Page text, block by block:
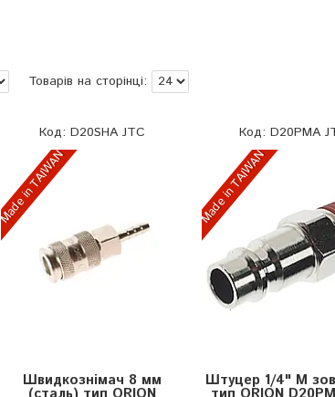
D20SHA JTC
Made in TAIWAN
Швидкознімач 8 мм
D20PMA
Made in TAIWAN
Штуцер 1/4" M